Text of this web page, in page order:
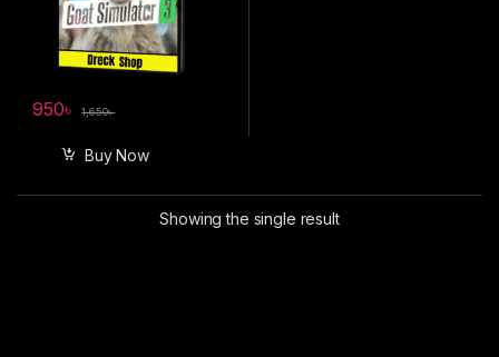
950৳ 1,650৳
Buy Now
Showing the single result